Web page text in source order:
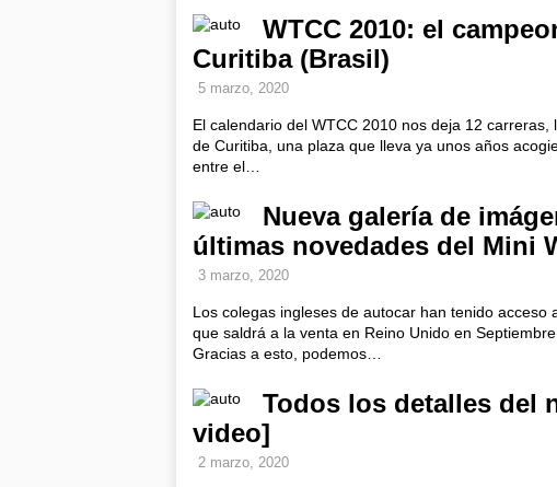
WTCC 2010: el
Curitiba (Brasil)
5 marzo, 2020
El calendario del WTCC 2010 nos deja 12
de Curitiba, una plaza que lleva ya unos años
entre el…
Nueva galería de
últimas novedades del Mini
3 marzo, 2020
Los colegas ingleses de autocar han tenido acceso
que saldrá a la venta en Reino Unido en
Gracias a esto, podemos…
Todos los detalles del
video]
2 marzo, 2020